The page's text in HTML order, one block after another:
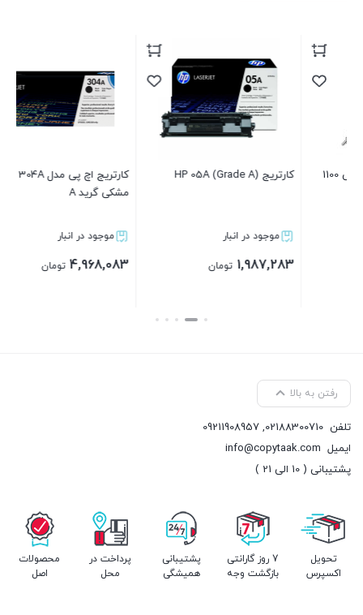
کارتریج HP 05A (Grade A)
موجود در انبار
1,987,283 تومان
کارتریج اچ پی مدل 304A رنگ
مشکی گرید A
موجود در انبار
4,968,083 تومان
رفتن به بالا
تلفن 02188300710
,
09211908957
ایمیل info@copytaak.com
پشتیبانی ( 10 الی 21 )
تحویل
اکسپرس
7 روز گارانتی
بازگشت وجه
پشتیبانی
همیشگی
پرداخت در
محل
محصولات
اصل